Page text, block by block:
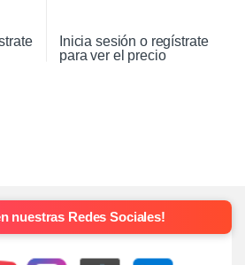
Inicia sesión o regístrate
para ver el precio
nuestras Redes Sociales!